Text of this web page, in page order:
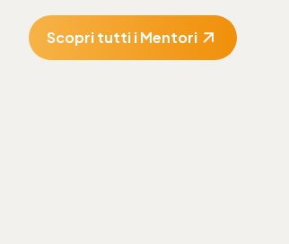
Scopri tutti i Mentori